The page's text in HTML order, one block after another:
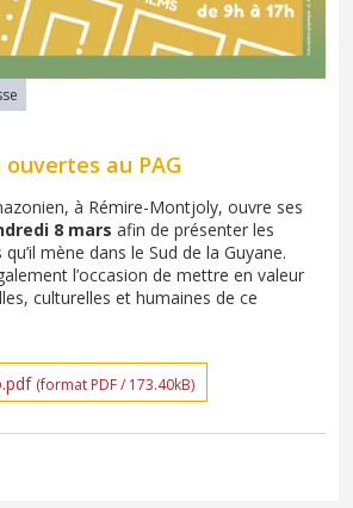
au PAG
à Rémire-Montjoly, ouvre ses
8 mars afin de présenter les
mène dans le Sud de la Guyane.
l’occasion de mettre en valeur
culturelles et humaines de ce
(format PDF / 173.40kB)